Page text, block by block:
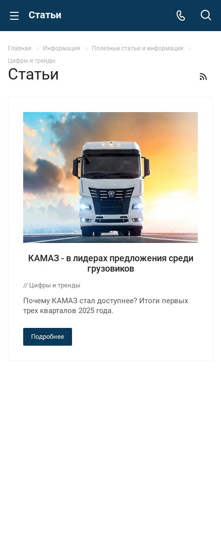
Статьи
Главная Информация
Полезные статьи и информация
Цифры и тренды
Статьи
КАМАЗ - в лидерах предложения среди
грузовиков
// Цифры и тренды
Почему КАМАЗ стал доступнее? Итоги первых
трех кварталов 2025 года.
Подробнее